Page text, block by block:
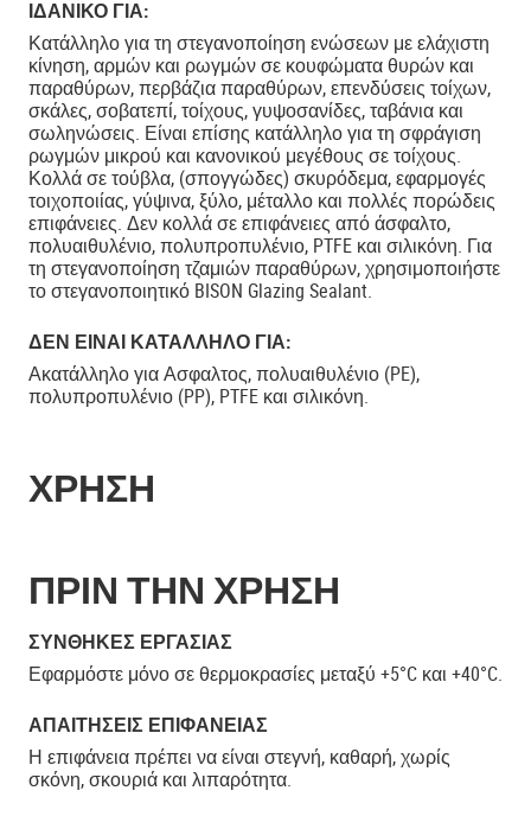
ΙΔΑΝΙΚΟ ΓΙΑ:
Κατάλληλο για τη στεγανοποίηση ενώσεων με ελάχιστη
κίνηση, αρμών και ρωγμών σε κουφώματα θυρών και
παραθύρων, περβάζια παραθύρων, επενδύσεις τοίχων,
σκάλες, σοβατεπί, τοίχους, γυψοσανίδες, ταβάνια και
σωληνώσεις. Είναι επίσης κατάλληλο για τη σφράγιση
ρωγμών μικρού και κανονικού μεγέθους σε τοίχους.
Κολλά σε τούβλα, (σπογγώδες) σκυρόδεμα, εφαρμογές
τοιχοποιίας, γύψινα, ξύλο, μέταλλο και πολλές πορώδεις
επιφάνειες. Δεν κολλά σε επιφάνειες από άσφαλτο,
πολυαιθυλένιο, πολυπροπυλένιο, PTFE και σιλικόνη. Για
τη στεγανοποίηση τζαμιών παραθύρων, χρησιμοποιήστε
το στεγανοποιητικό BISON Glazing Sealant.
ΔΕΝ ΕΊΝΑΙ ΚΑΤΆΛΛΗΛΟ ΓΙΑ:
Ακατάλληλο για Ασφαλτος, πολυαιθυλένιο (PE),
πολυπροπυλένιο (PP), PTFE και σιλικόνη.
ΧΡΗΣΗ
ΠΡΙΝ ΤΗΝ ΧΡΗΣΗ
ΣΥΝΘΉΚΕΣ ΕΡΓΑΣΊΑΣ
Εφαρμόστε μόνο σε θερμοκρασίες μεταξύ +5°C και +40°C.
ΑΠΑΙΤΉΣΕΙΣ ΕΠΙΦΆΝΕΙΑΣ
Η επιφάνεια πρέπει να είναι στεγνή, καθαρή, χωρίς
σκόνη, σκουριά και λιπαρότητα.